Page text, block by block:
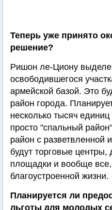
Теперь уже принято
решение?
Ришон ле-Циону
освободившегося
армейской базой. Это
район города.
несколько тысяч
просто "спальный
район с разветвленной
будут торговые центры,
площадки и вообще
благоустроенной жизни.
Планируется ли
льготы для молодых